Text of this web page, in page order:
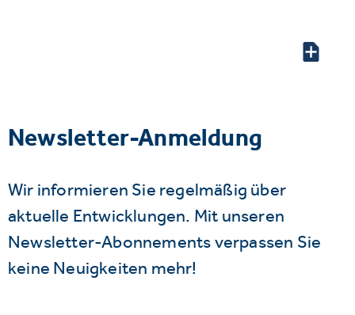
Newsletter-Anmeldung
Wir informieren Sie regelmäßig über
aktuelle Entwicklungen. Mit unseren
Newsletter-Abonnements verpassen Sie
keine Neuigkeiten mehr!